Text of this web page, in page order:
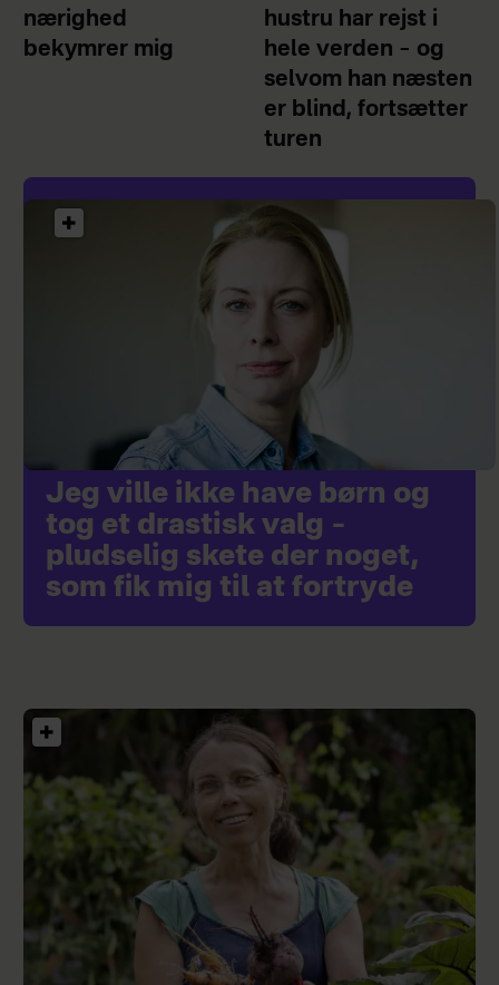
nærighed
bekymrer mig
hustru har rejst i
hele verden – og
selvom han næsten
er blind, fortsætter
turen
Jeg ville ikke have børn og
tog et drastisk valg –
pludselig skete der noget,
som fik mig til at fortryde